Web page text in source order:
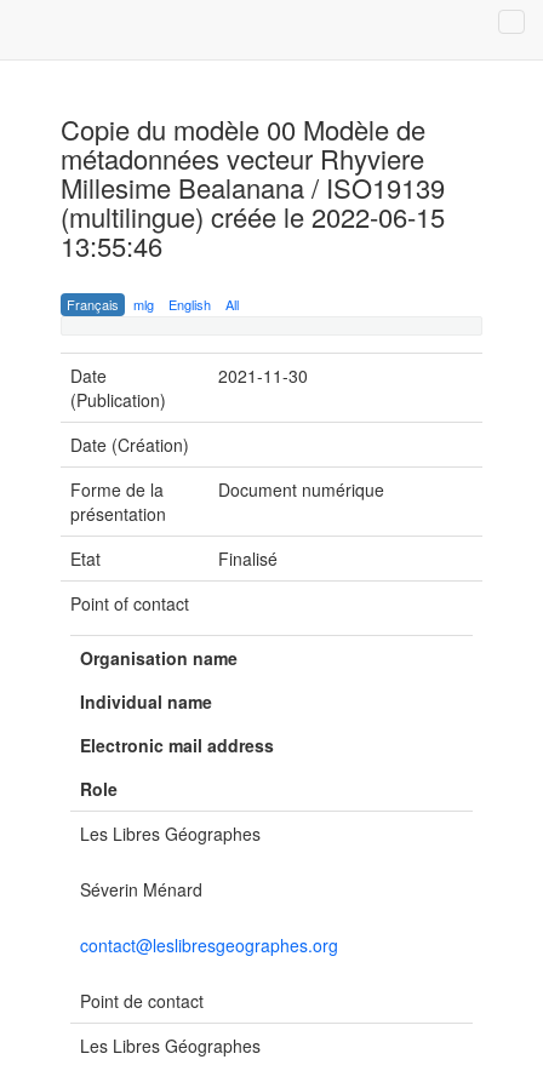
Copie du modèle 00 Modèle de
métadonnées vecteur Rhyviere
Millesime Bealanana / ISO19139
(multilingue) créée le 2022-06-15
13:55:46
Français mlg English All
Date
(Publication)
2021-11-30
Date (Création)
Forme de la
présentation
Document numérique
Etat
Finalisé
Point of contact
Organisation name
Individual name
Electronic mail address
Role
Les Libres Géographes
Séverin Ménard
contact@leslibresgeographes.org
Point de contact
Les Libres Géographes